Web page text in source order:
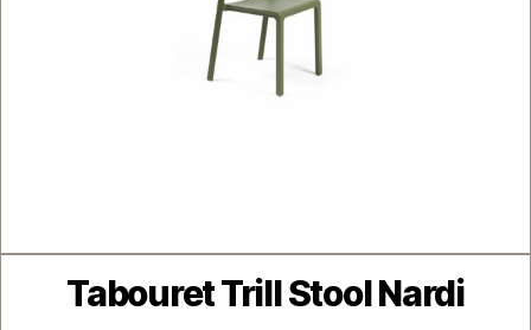
Catégories
Tabouret Trill Stool Nardi